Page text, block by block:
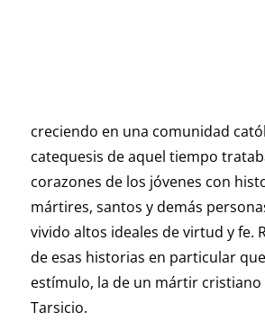
creciendo en una comunidad
catequesis de aquel tiempo
corazones de los jóvenes con
mártires, santos y demás
vivido altos ideales de virtud y fe.
de esas historias en particular
estímulo, la de un mártir cristiano
Tarsicio.